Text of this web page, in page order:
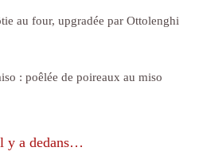
au four, upgradée par Ottolenghi
: poêlée de poireaux au miso
y a dedans…